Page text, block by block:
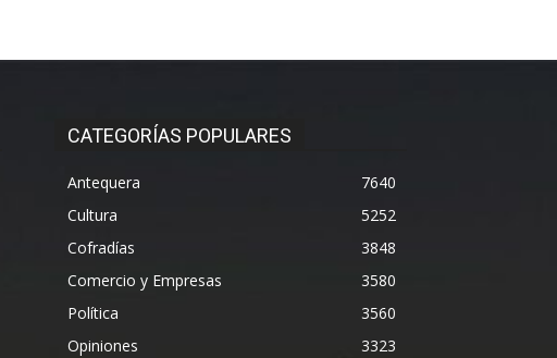
CATEGORÍAS POPULARES
Antequera
7640
Cultura
5252
Cofradías
3848
Comercio y Empresas
3580
Política
3560
Opiniones
3323